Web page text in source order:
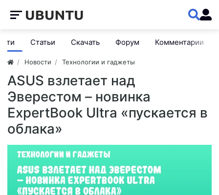
Статьи Скачать Форум Комментарии
Новости Технологии и гаджеты
ASUS взлетает над
Эверестом – новинка
ExpertBook Ultra «пускается в
облака»